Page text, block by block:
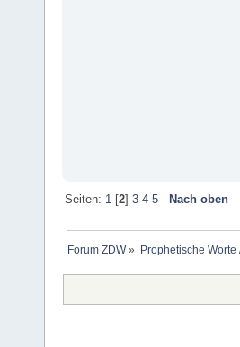
Seiten: 1[2] 3 4 5 Nach oben
Forum ZDW» Prophetische